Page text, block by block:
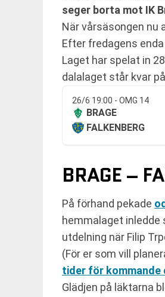
seger borta mot IK
När vårsäsongen nu
Efter fredagens
Laget har spelat in
dalalaget står kvar
26/6 19:00 - OMG 14
BRAGE
FALKENBERG
BRAGE –
På förhand pekade
hemmalaget
utdelning när Filip
(För er som vill
tider för kommande
Glädjen på läktarna